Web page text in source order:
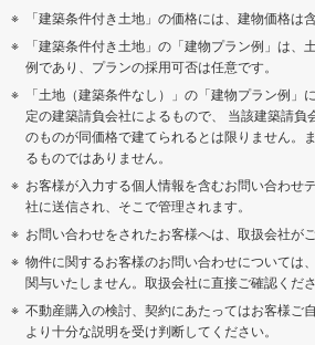
「建築条件付き土地」の価格には、建物価格は
「建築条件付き土地」の「建物プラン例」は、
例であり、プランの採用可否は任意です。
「土地（建築条件なし）」の「建物プラン例」
定の建築請負会社によるもので、 当該建築請負
のものが同価格で建てられるとは限りません。
るものではありません。
お客様が入力する個人情報を含むお問い合わせ
社に送信され、そこで管理されます。
お問い合わせをされたお客様へは、取扱会社が
物件に関するお客様のお問い合わせについては
関与いたしません。取扱会社に直接ご確認くださ
不動産購入の検討、契約にあたってはお客様ご
より十分な説明を受け判断してください。